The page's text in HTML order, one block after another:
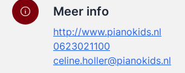
Meer info
http://www.pianokids.nl
0623021100
celine.holler@pianokids.nl